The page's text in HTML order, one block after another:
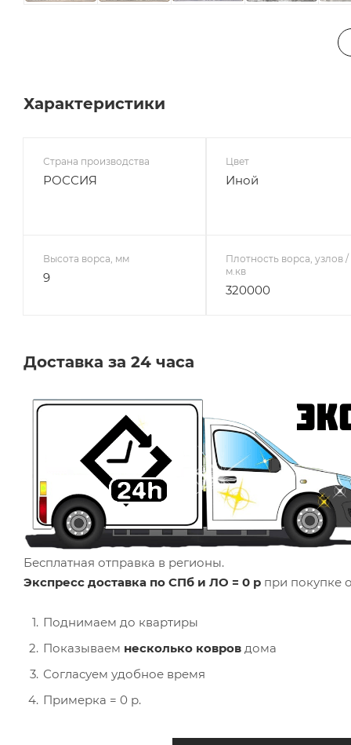
Характеристики
Страна производства
РОССИЯ
Цвет
Иной
Высота ворса, мм
9
Плотность ворса, узлов /
м.кв
320000
Доставка за 24 часа
Бесплатная отправка в регионы.
Экспресс доставка по СПб и ЛО = 0 р при покупке
Поднимаем до квартиры
Показываем несколько ковров дома
Согласуем удобное время
Примерка = 0 р.